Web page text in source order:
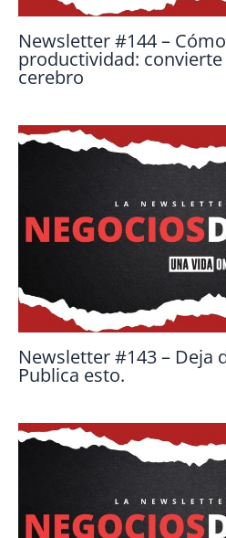
Newsletter #144 –
productividad:
cerebro
Newsletter #143 – Deja
Publica esto.